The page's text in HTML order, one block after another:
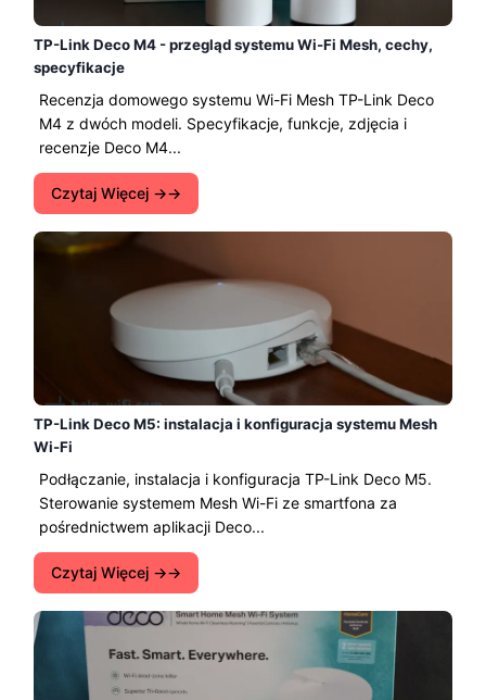
TP-Link Deco M4 - przegląd systemu Wi-Fi Mesh, cechy,
specyfikacje
Recenzja domowego systemu Wi-Fi Mesh TP-Link Deco
M4 z dwóch modeli. Specyfikacje, funkcje, zdjęcia i
recenzje Deco M4...
Czytaj Więcej →
TP-Link Deco M5: instalacja i konfiguracja systemu Mesh
Wi-Fi
Podłączanie, instalacja i konfiguracja TP-Link Deco M5.
Sterowanie systemem Mesh Wi-Fi ze smartfona za
pośrednictwem aplikacji Deco...
Czytaj Więcej →